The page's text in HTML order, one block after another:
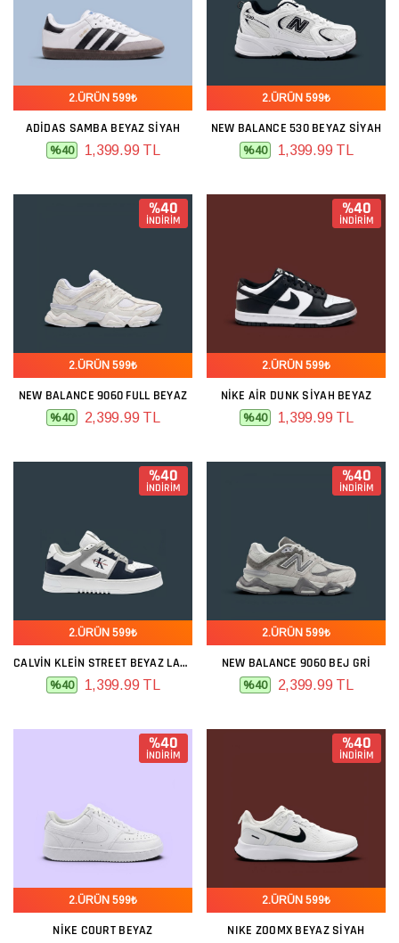
2.ÜRÜN 599₺
ADIDAS SAMBA BEYAZ SIYAH
%40 1,399.99 TL
2.ÜRÜN 599₺
NEW BALANCE 530 BEYAZ SIYAH
%40 1,399.99 TL
%40
İNDİRİM
2.ÜRÜN 599₺
NEW BALANCE 9060 FULL BEYAZ
%40 2,399.99 TL
%40
İNDİRİM
2.ÜRÜN 599₺
NIKE AIR DUNK SIYAH BEYAZ
%40 1,399.99 TL
%40
İNDİRİM
2.ÜRÜN 599₺
CALVIN KLEIN STREET BEYAZ LACIVERT
%40 1,399.99 TL
%40
İNDİRİM
2.ÜRÜN 599₺
NEW BALANCE 9060 BEJ GRI
%40 2,399.99 TL
%40
İNDİRİM
2.ÜRÜN 599₺
NIKE COURT BEYAZ
%40
İNDİRİM
2.ÜRÜN 599₺
NIKE ZOOMX BEYAZ SIYAH